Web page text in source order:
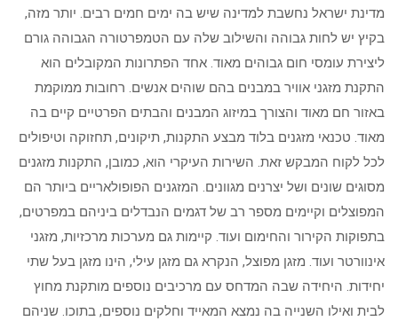
מדינת ישראל נחשבת למדינה שיש בה ימים חמים רבים. יותר מזה,
בקיץ יש לחות גבוהה והשילוב שלה עם הטמפרטורה הגבוהה גורם
ליצירת עומסי חום גבוהים מאוד. אחד הפתרונות המקובלים הוא
התקנת מזגני אוויר במבנים בהם שוהים אנשים. רחובות ממוקמת
באזור חם מאוד והצורך במיזוג המבנים והבתים הפרטיים קיים בה
מאוד. טכנאי מזגנים בלוד מבצע התקנות, תיקונים, תחזוקה וטיפולים
לכל לקוח המבקש זאת. השירות העיקרי הוא, כמובן, התקנות מזגנים
מסוגים שונים ושל יצרנים מגוונים. המזגנים הפופולאריים ביותר הם
המפוצלים וקיימים מספר רב של דגמים הנבדלים ביניהם במפרטים,
בתפוקות הקירור והחימום ועוד. קיימות גם מערכות מרכזיות, מזגני
אינוורטר ועוד. מזגן מפוצל, הנקרא גם מזגן עילי, הינו מזגן בעל שתי
יחידות. היחידה שבה המדחס עם מרכיבים נוספים מותקנת מחוץ
לבית ואילו השנייה בה נמצא המאייד וחלקים נוספים, בתוכו. שניהם